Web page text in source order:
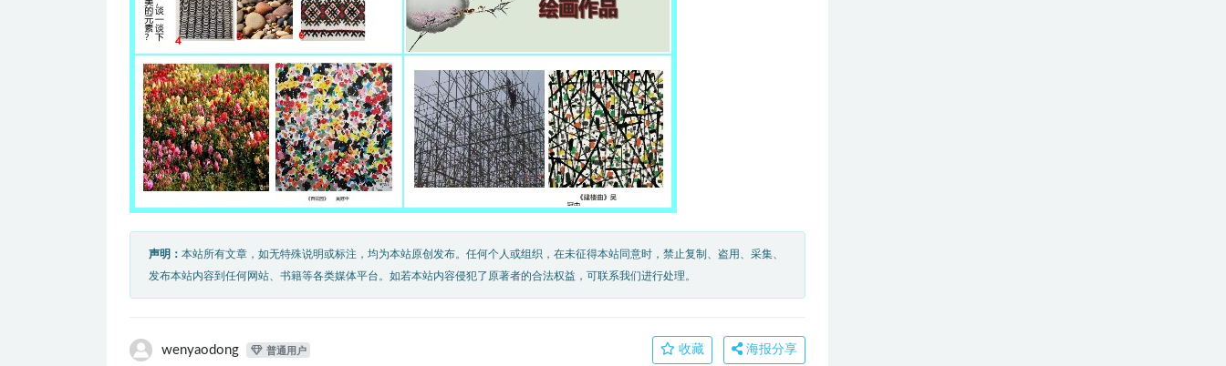
声明： 本站所有文章，如无特殊说明或标注，均为本站原创发布。任何个人或组织，在未征得本站同意时，禁止复制、盗用、采集、
发布本站内容到任何网站、书籍等各类媒体平台。如若本站内容侵犯了原著者的合法权益，可联系我们进行处理。
wenyaodong 普通用户 收藏 海报分享